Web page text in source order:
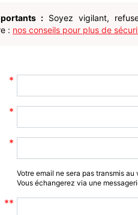
: Soyez vigilant,
: nos conseils pour plus de
Votre email ne sera pas transmis au
Vous échangerez via une